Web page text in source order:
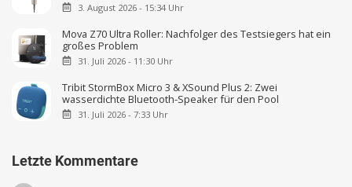
3. August 2026 - 15:34 Uhr
Mova Z70 Ultra Roller: Nachfolger des Testsiegers hat ein
großes Problem
31. Juli 2026 - 11:30 Uhr
Tribit StormBox Micro 3 & XSound Plus 2: Zwei
wasserdichte Bluetooth-Speaker für den Pool
31. Juli 2026 - 7:33 Uhr
Letzte Kommentare